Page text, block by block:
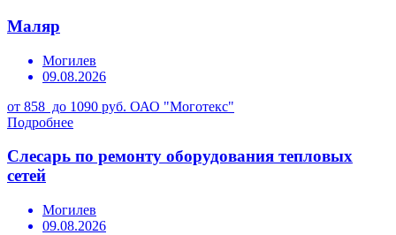
Маляр
Могилев
09.08.2026
от 858 до 1090 руб. ОАО "Моготекс"
Подробнее
Слесарь по ремонту оборудования тепловых
сетей
Могилев
09.08.2026